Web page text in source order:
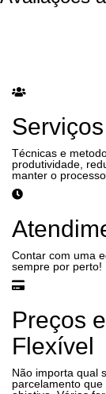
Técnicas e
produtividade,
manter o
Contar com uma
sempre por perto!
Preços
Flexível
Não importa qual
parcelamento